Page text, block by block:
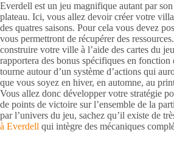
Everdell est un jeu magnifique autant par
plateau. Ici, vous allez devoir créer votre
des quatres saisons. Pour cela vous devez
vous permettront de récupérer des
construire votre ville à l’aide des cartes du
rapportera des bonus spécifiques en fonction
tourne autour d’un système d’actions qui
que vous soyez en hiver, en automne, au
Vous allez donc développer votre stratégie
de points de victoire sur l’ensemble de la
par l’univers du jeu, sachez qu’il existe de
à Everdell qui intègre des mécaniques